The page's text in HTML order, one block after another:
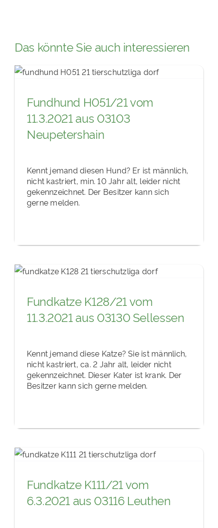
Das könnte Sie auch interessieren
Fundhund H051/21 vom
11.3.2021 aus 03103
Neupetershain
Kennt jemand diesen Hund? Er ist männlich,
nicht kastriert, min. 10 Jahr alt, leider nicht
gekennzeichnet. Der Besitzer kann sich
gerne melden.
Fundkatze K128/21 vom
11.3.2021 aus 03130 Sellessen
Kennt jemand diese Katze? Sie ist männlich,
nicht kastriert, ca. 2 Jahr alt, leider nicht
gekennzeichnet. Dieser Kater ist krank. Der
Besitzer kann sich gerne melden.
Fundkatze K111/21 vom
6.3.2021 aus 03116 Leuthen